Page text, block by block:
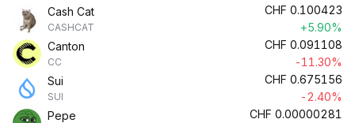
Cash Cat
CASHCAT
CHF 0.100423
+5.90%
Canton
CC
CHF 0.091108
-11.30%
Sui
SUI
CHF 0.675156
-2.40%
Pepe
CHF 0.00000281